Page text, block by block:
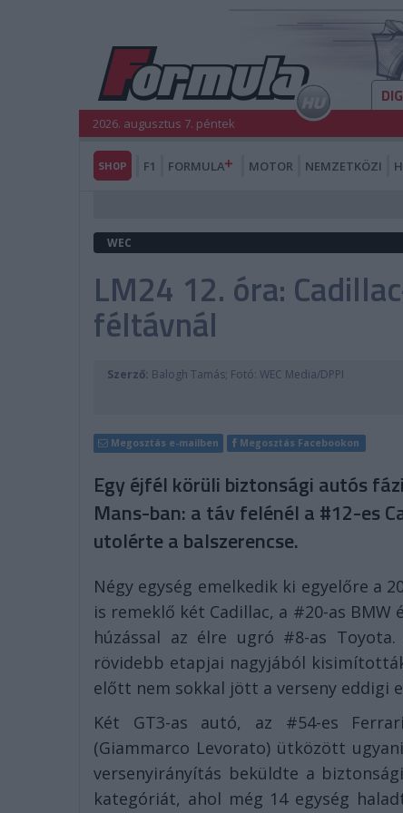
2026. augusztus 7. péntek
SHOP F1 FORMULA MOTOR NEMZETKÖZI
WEC
LM24 12. óra:
féltávnál
Szerző: Balogh Tamás; Fotó: WEC Media/DPPI
Megosztás e-mailben Megosztás Facebookon
Egy éjfél körüli biztonsági autós
Mans-ban: a táv felénél a #12-es
utolérte a balszerencse.
Négy egység emelkedik ki egyelőre a
is remeklő két Cadillac, a #20-as
húzással az élre ugró #8-as
rövidebb etapjai nagyjából
előtt nem sokkal jött a verseny eddigi
Két GT3-as autó, az #54-es
(Giammarco Levorato) ütközött
versenyirányítás beküldte a
kategóriát, ahol még 14 egység